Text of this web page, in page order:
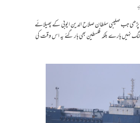
جب صلیبی سلطان صلاح الدین ایوبی کے پھیلائے
نہیں ہارے بلکہ فلسطین بھی ہار گئے یہ اس وقت کی